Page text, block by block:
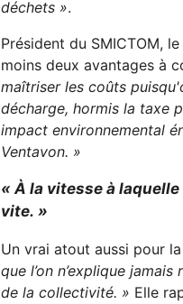
déchets ».
Président du SMICTOM,
moins deux avantages à
maîtriser les coûts
décharge, hormis la taxe
impact environnemental
Ventavon. »
« À la vitesse à
vite. »
Un vrai atout aussi pour
que l’on n’explique
de la collectivité. » Elle